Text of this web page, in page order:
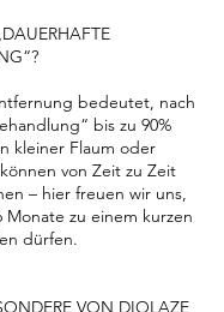
bedeutet, nach
bis zu 90%
kleiner Flaum oder
von Zeit zu Zeit
– hier freuen wir uns,
Monate zu einem kurzen
dürfen.
VON DIOLAZE